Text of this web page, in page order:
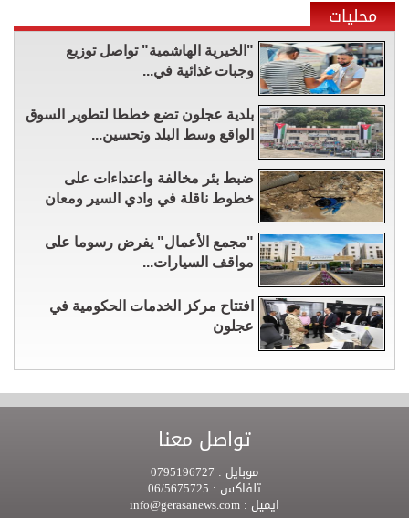
محليات
"الخيرية الهاشمية" تواصل توزيع
وجبات غذائية في...
بلدية عجلون تضع خططا لتطوير السوق
الواقع وسط البلد وتحسين...
ضبط بئر مخالفة واعتداءات على
خطوط ناقلة في وادي السير ومعان
"مجمع الأعمال" يفرض رسوما على
مواقف السيارات...
افتتاح مركز الخدمات الحكومية في
عجلون
تواصل معنا
موبايل :
تلفاكس :
ايميل :